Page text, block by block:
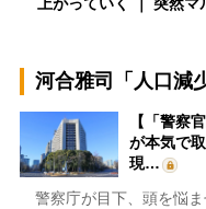
河合雅司「人口減
【「警察
が本気で
現…
警察庁が目下、頭を悩